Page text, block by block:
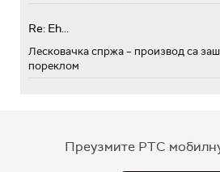
Re: Eh...
Лесковачка спржа – производ са
пореклом
Преузмите РТС